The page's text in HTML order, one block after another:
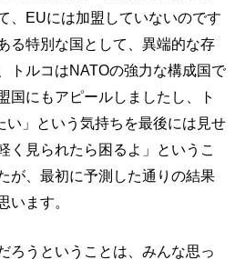
、EUには加盟していないのです
る特別な国として、異端的な存
トルコはNATOの強力な構成国で
国にもアピールしましたし、ト
い」という気持ちを最後には見せ
く見られたら困るよ」というこ
が、最初に予測した通りの結果
います。
ろうということは、みんな思っ